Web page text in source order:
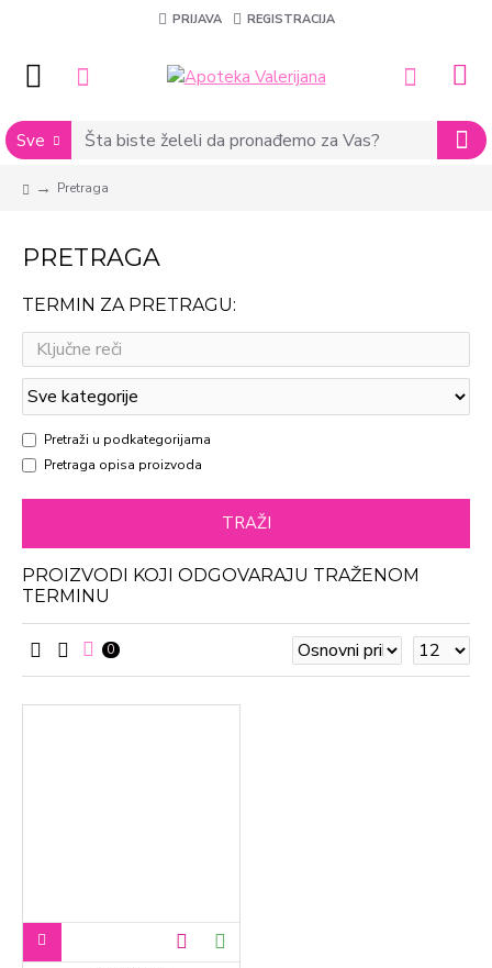
PRIJAVA REGISTRACIJA
Sve
Pretraga
PRETRAGA
TERMIN ZA PRETRAGU:
Pretraži u podkategorijama
Pretraga opisa proizvoda
TRAŽI
PROIZVODI KOJI ODGOVARAJU TRAŽENOM
TERMINU
0